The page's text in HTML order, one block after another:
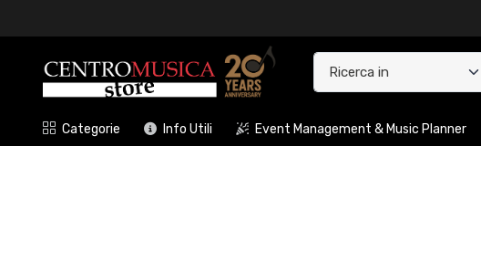
Categorie Info Utili Event Management & Music Planner